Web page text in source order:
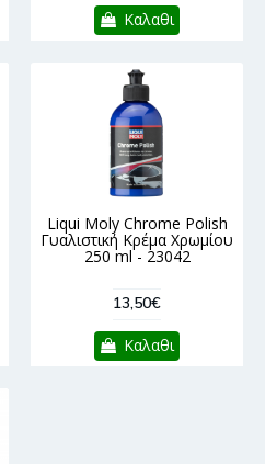
Καλαθι
Liqui Moly Chrome Polish
Γυαλιστική Κρέμα Χρωμίου
250 ml - 23042
13,50€
Καλαθι